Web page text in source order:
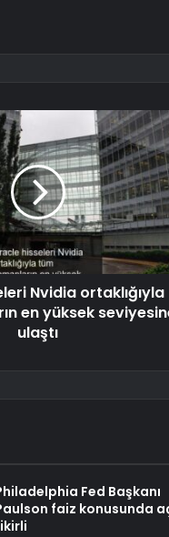
Nvidia ortaklığıyla
en yüksek
ulaştı
Fed Başkanı
faiz konusunda